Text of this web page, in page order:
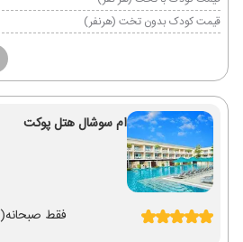
قیمت کودک بدون تخت (هرنفر)
ام سوشال هتل پوکت
فقط صبحانه(BB)